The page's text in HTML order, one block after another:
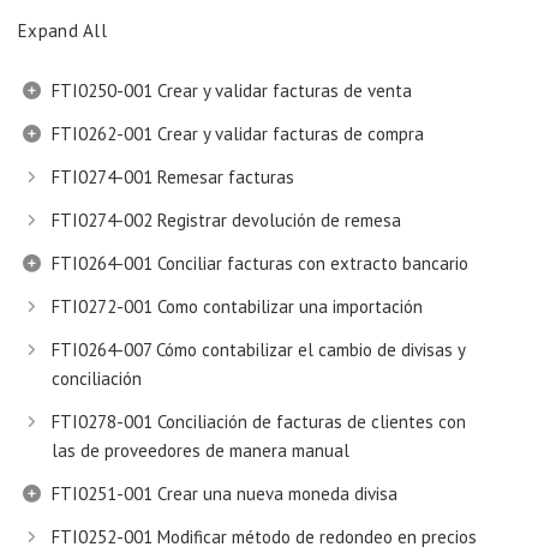
Expand All
FTI0250-001 Crear y validar facturas de venta
FTI0262-001 Crear y validar facturas de compra
FTI0274-001 Remesar facturas
FTI0274-002 Registrar devolución de remesa
FTI0264-001 Conciliar facturas con extracto bancario
FTI0272-001 Como contabilizar una importación
FTI0264-007 Cómo contabilizar el cambio de divisas y
conciliación
FTI0278-001 Conciliación de facturas de clientes con
las de proveedores de manera manual
FTI0251-001 Crear una nueva moneda divisa
FTI0252-001 Modificar método de redondeo en precios